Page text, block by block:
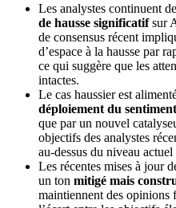
Les analystes continuent
de hausse significatifsur
de consensus récent
d’espace à la hausse par
ce qui suggère que les
intactes.
Le cas haussier est
déploiement du
que par un nouvel
objectifs des analystes
au-dessus du niveau
Les récentes mises à jour
un ton mitigé mais
maintiennent des opinions